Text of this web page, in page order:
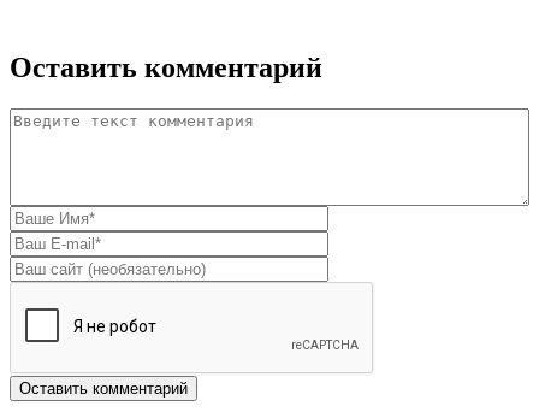
Оставить комментарий
Комментарий*
Ваше имя
E-mail*
Домашняя страница